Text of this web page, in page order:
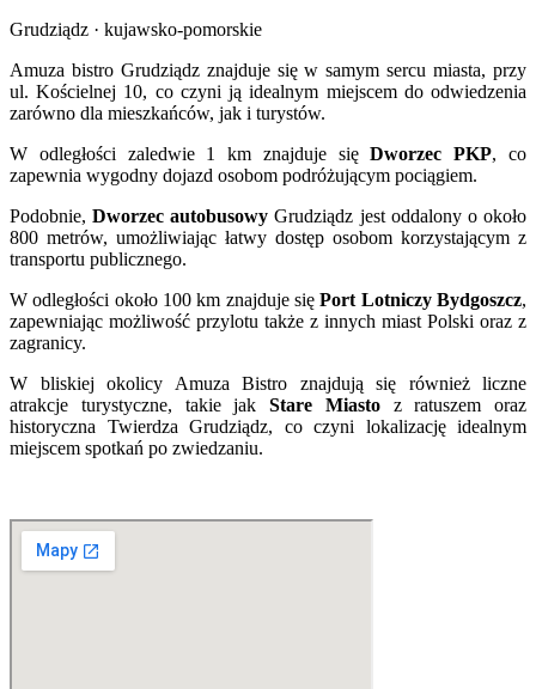
Grudziądz · kujawsko-pomorskie
Amuza bistro Grudziądz znajduje się w samym sercu miasta, przy
ul. Kościelnej 10, co czyni ją idealnym miejscem do odwiedzenia
zarówno dla mieszkańców, jak i turystów.
W odległości zaledwie 1 km znajduje sięDworzec PKP, co
zapewnia wygodny dojazd osobom podróżującym pociągiem.
Podobnie,Dworzec autobusowy Grudziądz jest oddalony o około
800 metrów, umożliwiając łatwy dostęp osobom korzystającym z
transportu publicznego.
W odległości około 100 km znajduje sięPort Lotniczy Bydgoszcz,
zapewniając możliwość przylotu także z innych miast Polski oraz z
zagranicy.
W bliskiej okolicy Amuza Bistro znajdują się również liczne
atrakcje turystyczne, takie jak Stare Miastoz ratuszem oraz
historyczna Twierdza Grudziądz, co czyni lokalizację idealnym
miejscem spotkań po zwiedzaniu.